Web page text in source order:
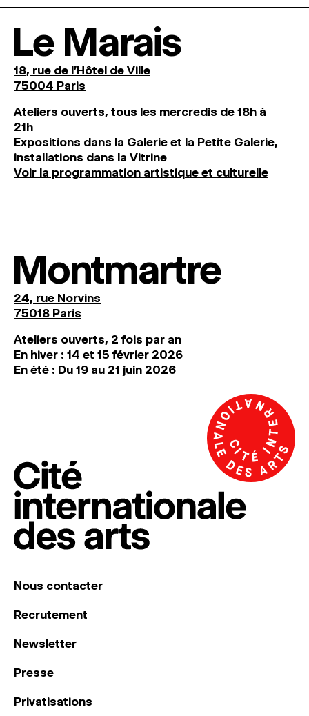
Le Marais
18, rue de l'Hôtel de Ville
75004 Paris
Ateliers ouverts, tous les mercredis de 18h à
21h
Expositions dans la Galerie et la Petite Galerie,
installations dans la Vitrine
Voir la programmation artistique et culturelle
Montmartre
24, rue Norvins
75018 Paris
Ateliers ouverts, 2 fois par an
En hiver : 14 et 15 février 2026
En été : Du 19 au 21 juin 2026
Nous contacter
Recrutement
Newsletter
Presse
Privatisations